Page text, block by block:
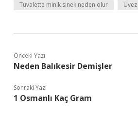
Tuvalette minik sinek neden olur
Önceki Yazı
Neden Balıkesir Demişler
Sonraki Yazı
1 Osmanlı Kaç Gram